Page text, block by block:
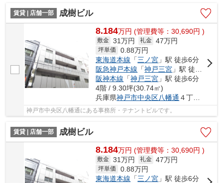
賃貸 | 店舗一部 成樹ビル
8.184万円 (管理費等：30,690円 )
敷金 31万円 礼金 47万円
坪単価 0.88万円
東海道本線 「三ノ宮 」駅 徒歩6分
阪急神戸本線 「神戸三宮 」駅 徒歩6分
阪神本線 「神戸三宮 」駅 徒歩6分
4階 / 9.30坪(30.74㎡)
兵庫県神戸市中央区八幡通 ４丁目1-15
神戸市中央区八幡通にある事務所・テナントビルです。
賃貸 | 店舗一部 成樹ビル
8.184万円 (管理費等：30,690円 )
敷金 31万円 礼金 47万円
坪単価 0.88万円
東海道本線 「三ノ宮 」駅 徒歩6分